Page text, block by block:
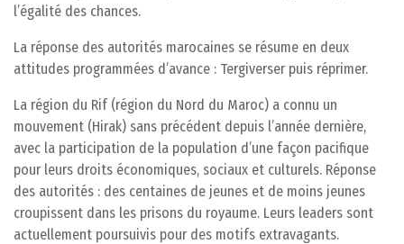
l’égalité des chances.
La réponse des autorités marocaines se résume en deux
attitudes programmées d’avance : Tergiverser puis réprimer.
La région du Rif (région du Nord du Maroc) a connu un
mouvement (Hirak) sans précédent depuis l’année dernière,
avec la participation de la population d’une façon pacifique
pour leurs droits économiques, sociaux et culturels. Réponse
des autorités : des centaines de jeunes et de moins jeunes
croupissent dans les prisons du royaume. Leurs leaders sont
actuellement poursuivis pour des motifs extravagants.